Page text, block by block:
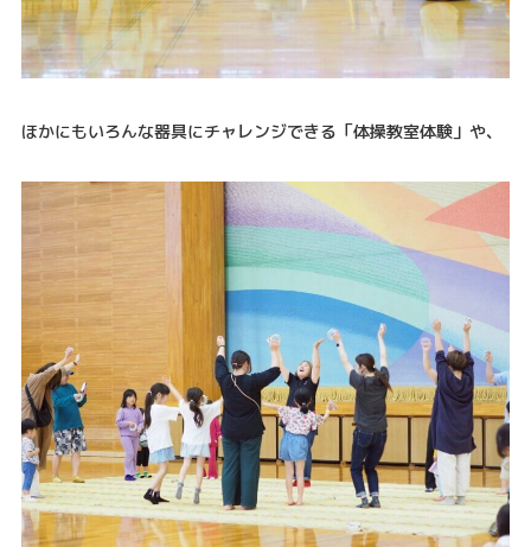
ほかにもいろんな器具にチャレンジできる「体操教室体験」や、